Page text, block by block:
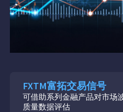
FXTM富拓交易信号
可借助系列金融产品对市场
质量数据评估